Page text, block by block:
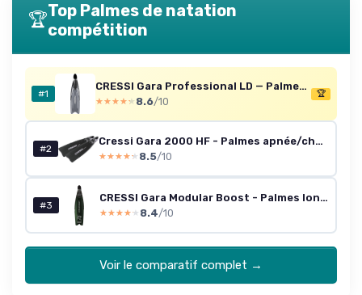
🏆Top Palmes de natation
compétition
#1
CRESSI Gara Professional LD — Palmes d'apnée longues 46/47
★★★★★
★★★★★ 8.6/10
🏆
#2
Cressi Gara 2000 HF - Palmes apnée/chasse 42/43 - Noir
★★★★★
★★★★★ 8.5/10
#3
CRESSI Gara Modular Boost - Palmes longues Vert/Noir 38/39
★★★★★
★★★★★ 8.4/10
Voir le comparatif complet →
* En rejoignant le club, j'accepte de recevoir les emails